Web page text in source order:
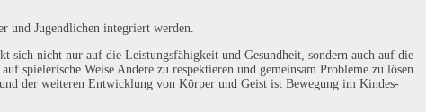
und Jugendlichen integriert werden.
nicht nur auf die Leistungsfähigkeit und Gesundheit, sondern auch auf die
spielerische Weise Andere zu respektieren und gemeinsam Probleme zu lösen.
der weiteren Entwicklung von Körper und Geist ist Bewegung im Kindes-